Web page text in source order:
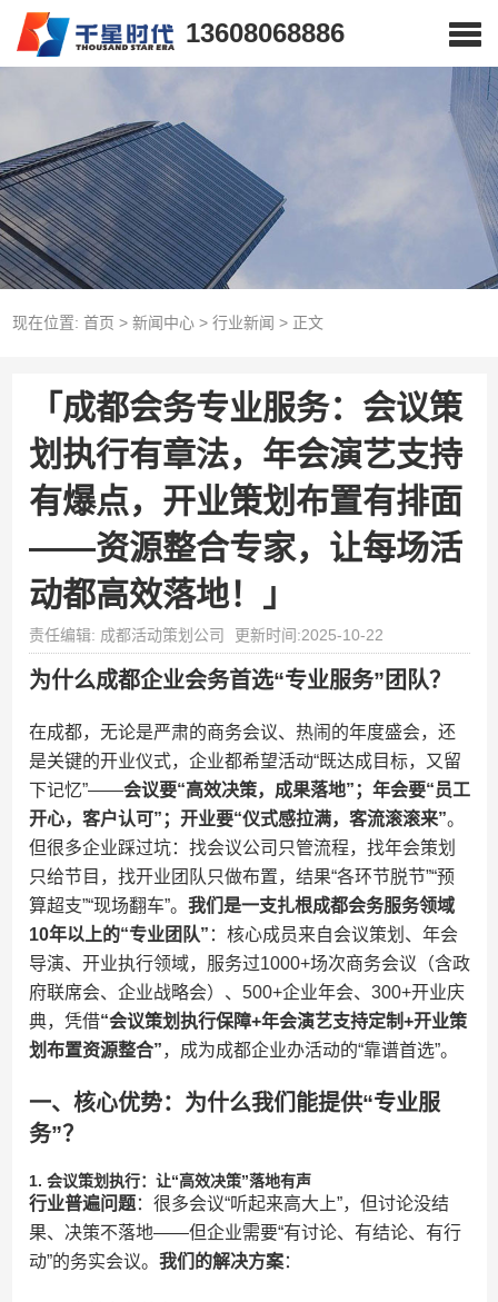
13608068886
现在位置: 首页 > 新闻中心> 行业新闻 > 正文
「成都会务专业服务：会议策
划执行有章法，年会演艺支持
有爆点，开业策划布置有排面
——资源整合专家，让每场活
动都高效落地！」
责任编辑: 成都活动策划公司 更新时间:2025-10-22
为什么成都企业会务首选“专业服务”团队？​
在成都，无论是严肃的商务会议、热闹的年度盛会，还
是关键的开业仪式，企业都希望活动“既达成目标，又留
下记忆”——​​会议要“高效决策，成果落地”；年会要“员工
开心，客户认可”；开业要“仪式感拉满，客流滚滚来”​​。
但很多企业踩过坑：找会议公司只管流程，找年会策划
只给节目，找开业团队只做布置，结果“各环节脱节”“预
算超支”“现场翻车”。​ ​我们是一支扎根成都会务服务领域
10年以上的“专业团队”​ ​：核心成员来自会议策划、年会
导演、开业执行领域，服务过1000+场次商务会议（含政
府联席会、企业战略会）、500+企业年会、300+开业庆
典，凭借​​“会议策划执行保障+年会演艺支持定制+开业策
划布置资源整合”​​，成为成都企业办活动的“靠谱首选”。
​一、核心优势：为什么我们能提供“专业服
务”？​
​1. 会议策划执行：让“高效决策”落地有声​
​行业普遍问题​​：很多会议“听起来高大上”，但讨论没结
果、决策不落地——但企业需要“有讨论、有结论、有行
动”的务实会议。​ ​我们的解决方案​​：